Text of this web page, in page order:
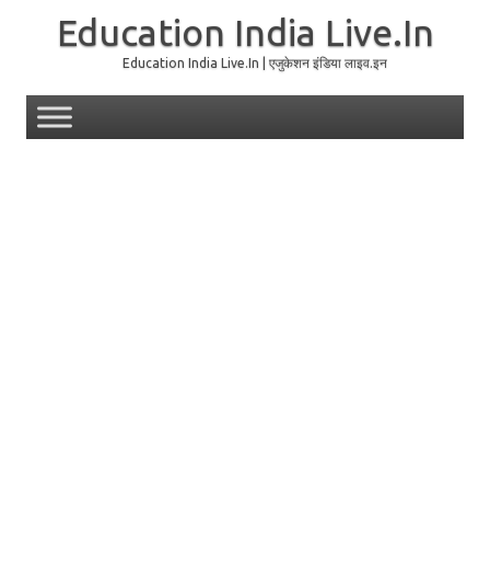
Education India Live.In
Education India Live.In | एजुकेशन इंडिया लाइव.इन